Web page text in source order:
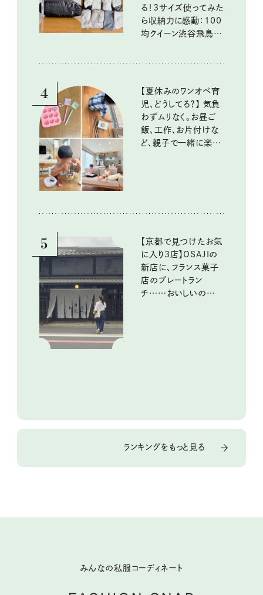
る！3サイズ使ってみた
ら収納力に感動：100
均クイーン渋谷飛鳥の
4
【夏休みのワンオペ育
児、どうしてる？】 気負
わずムリなく。お昼ご
飯、工作、お片付けな
ど、親子で一緒に楽し
5
【京都で見つけたお気
に入り3店】OSAJIの
新店に、フランス菓子
店のプレートラン
チ……おいしいのんび
ランキングをもっと見る
みんなの私服コーディネート